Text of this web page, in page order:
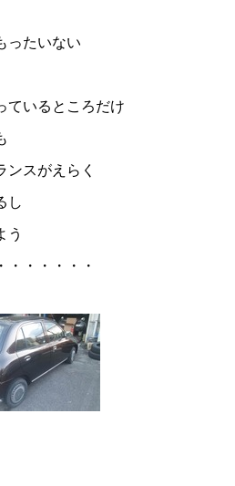
ったいない
ているところだけ
ンスがえらく
し
う
・・・・・・